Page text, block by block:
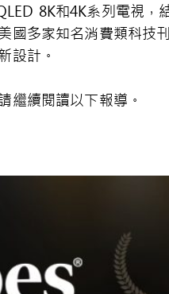
8K和4K系列電視，
國多家知名消費類科技
設計。
繼續閱讀以下報導。